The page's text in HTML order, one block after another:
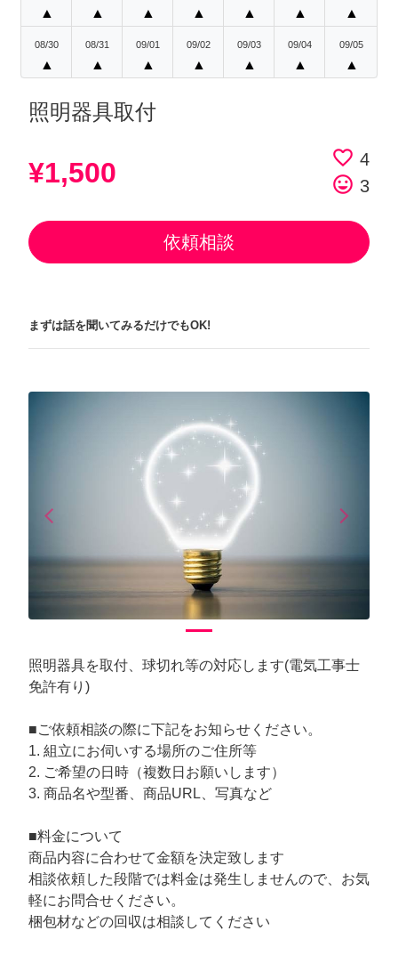
▲ ▲ ▲ ▲ ▲ ▲ ▲
08/30
▲
08/31
▲
09/01
▲
09/02
▲
09/03
▲
09/04
▲
09/05
▲
照明器具取付
¥1,500 favorite_border 4
tag_faces 3
依頼相談
まずは話を聞いてみるだけでもOK!
arrow_back_iosPrevious arrow_forward_iosNext
照明器具を取付、球切れ等の対応します(電気工事士
免許有り)
■ご依頼相談の際に下記をお知らせください。
1. 組立にお伺いする場所のご住所等
2. ご希望の日時（複数日お願いします）
3. 商品名や型番、商品URL、写真など
■料金について
商品内容に合わせて金額を決定致します
相談依頼した段階では料金は発生しませんので、お気
軽にお問合せください。
梱包材などの回収は相談してください